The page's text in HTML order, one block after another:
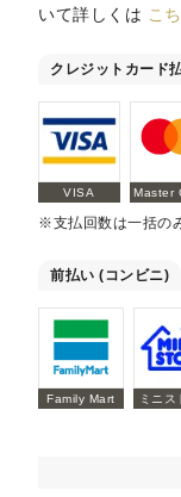
いて詳しくは こ
クレジットカード
VISA Master
※支払回数は一括の
前払い (コンビニ)
Family Mart ミニス